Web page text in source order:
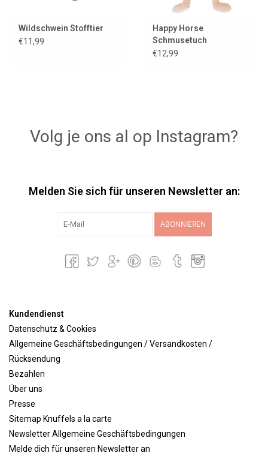
Wildschwein Stofftier
€11,99
Happy Horse
Schmusetuch
Eichhörnchen Sancho
€12,99
Volg je ons al op Instagram?
Melden Sie sich für unseren Newsletter an:
ABONNIEREN
Kundendienst
Datenschutz & Cookies
Allgemeine Geschäftsbedingungen / Versandkosten /
Rücksendung
Bezahlen
Über uns
Presse
Sitemap Knuffels a la carte
Newsletter Allgemeine Geschäftsbedingungen
Melde dich für unseren Newsletter an